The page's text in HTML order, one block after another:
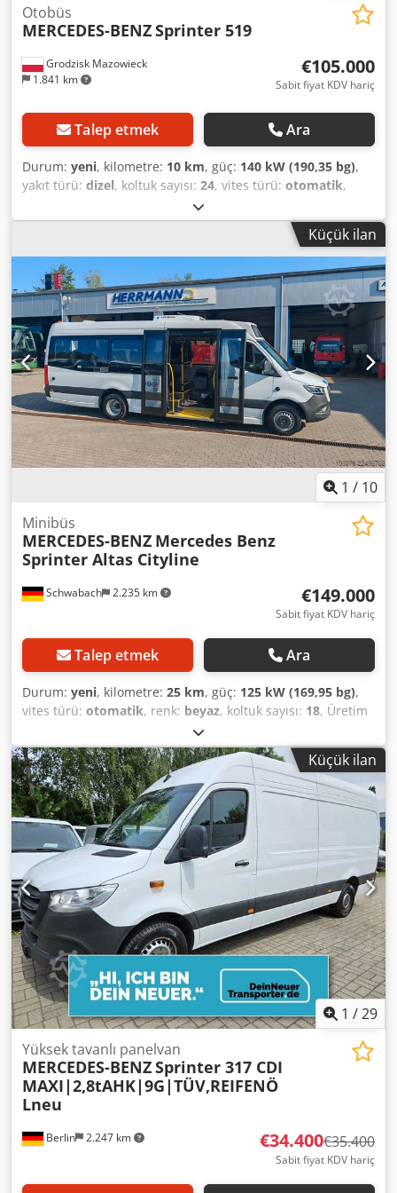
Grodzisk Mazowieck
1.841 km
Otobüs
MERCEDES-BENZSprinter 519
€105.000
Sabit fiyat KDV hariç
Talep etmek Ara
Durum: yeni, kilometre: 10 km, güç: 140 kW (190,35 bg),
yakıt türü: dizel, koltuk sayısı: 24, vites türü: otomatik,
, Donanım:
denge programı (ESP), klima, Mercedes Benz Sprinter 519
24 koltuk Mercus, otobüs üretimi konusunda 15 yılı aşkın
deneyime sahip olup, Polonya'daki en büyük üreticidir.
Chedpfxjywq Dbj Abzsa Geniş bir yelpazede, kullanıma
hazır araçlar sunuyoruz; araç parkımızda 100'den fazla
yeni otobüs bulunmaktadır. Otobüsümüzü ülkenizde
kaydetmeniz için gerekli tüm belgeler mevcuttur. Donanım:
- Kol dayanaklı, tamamen ayarlanabilir MERCUS koltuklar -
Çift camlı, panoramik - Bireysel servis setli, turistik bagaj
rafları - Tavan tipi klima, 12,5 kW güç - Sürücü için ön
klima, 4,5 kW güç - Park ısıtıcısı - Multimedya: 17"
monitör/radyo/navigasyon/DVD/CD/MP3/mikrofon - Arka
kamera - USB prizleri (şarj) - Alçaltılmış giriş ve elektrikli
kapı açma - Krom paket - Çeki demiri İHRACAT VERGİSİ: %0
Küçük ilan
1 / 10
Schwabach 2.235 km
Minibüs
MERCEDES-BENZ Mercedes Benz
Sprinter Altas Cityline
€149.000
Sabit fiyat KDV hariç
Talep etmek Ara
Durum: yeni, kilometre: 25 km, güç: 125 kW (169,95 bg),
vites türü: otomatik, renk: beyaz, koltuk sayısı: 18, Üretim
ABS, elektronik denge programı
(ESP), is filtrasyon filtresi, klima, navigasyon sistemi, * 16
yolcu koltuğu + 2 katlanabilir koltuk + 1 sürücü * Geniş,
dönebilen sürgülü kapı * Koyu renkli, panoramik yan
camlar * MBUX * Şehirlerarası koltuklar * Sürücü çalışma
alanı aydınlatması * Güzergah gösterge paneli (Lawo), ön,
yan ve arka tarafta * Her sırada USB bağlantı noktaları *
Yolcu kabini kliması, 13kW Chsdpjzrqu Tjfx Abzea *
Temperli camdan tavan penceresi * İç mekanda tutunma
çubukları ve tutamaklar * Dur butonu * Sürücü için
mikrofon * Yolcu kabininde hoparlör * Kronometreli saat *
Cam kırıcı çekiç * İç mekanda ek ayna * Tavanda ek sinyal
lambaları * Uzatılmamış araç * Çeki demiri için elektrik
tesisatı
Küçük ilan
1 /29
Berlin 2.247 km
Yüksek tavanlı panelvan
MERCEDES-BENZSprinter 317 CDI
MAXI|2,8tAHK|9G|TÜV,REIFENÖ
Lneu
€34.400€35.400
Sabit fiyat KDV hariç